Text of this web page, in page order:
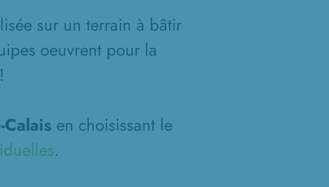
sur un terrain à bâtir
oeuvrent pour la
en choisissant le
.